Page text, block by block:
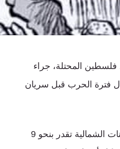
المحتلة، جراء
فترة الحرب قبل سريان
بحسب موقع “ماكور ريشون” “الإسرائيلي”؛ الأضرار التي لحقت بالمستوطنات الشمالية تقدر بنحو 9